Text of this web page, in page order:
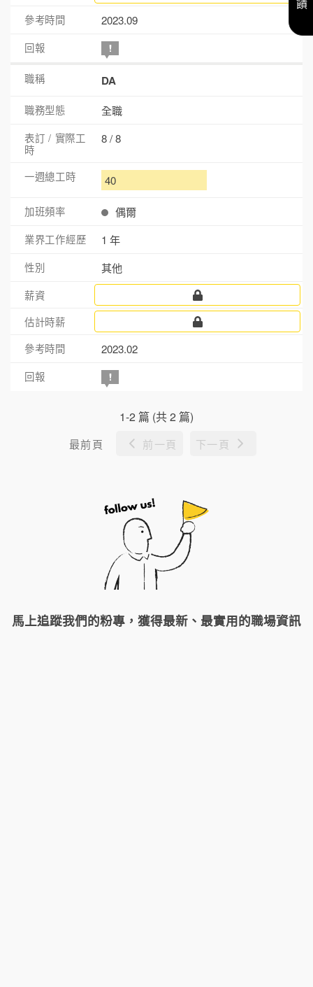
2023.09
DA
全職
8 / 8
40
偶爾
1 年
其他
2023.02
1-2 篇 (共 2 篇)
最前頁 前一頁 下一頁
馬上追蹤我們的粉專，獲得最新、最實用的職場資訊